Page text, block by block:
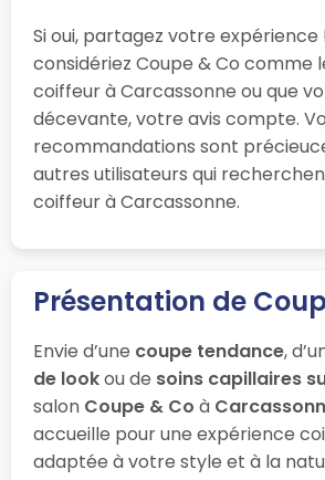
Si oui, partagez votre expérience
considériez Coupe & Co comme
coiffeur à Carcassonne ou que
décevante, votre avis compte.
recommandations sont
autres utilisateurs qui
coiffeur à Carcassonne.
Présentation de
Envie d’une coupe tendance,
de lookou de soins capillaires
salon Coupe & Co à
accueille pour une expérience
adaptée à votre style et à la